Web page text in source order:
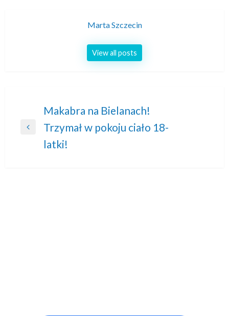
Marta Szczecin
View all posts
Nawigacja
wpisu
Previous
Makabra na Bielanach!
Trzymał w pokoju ciało 18-
latki!